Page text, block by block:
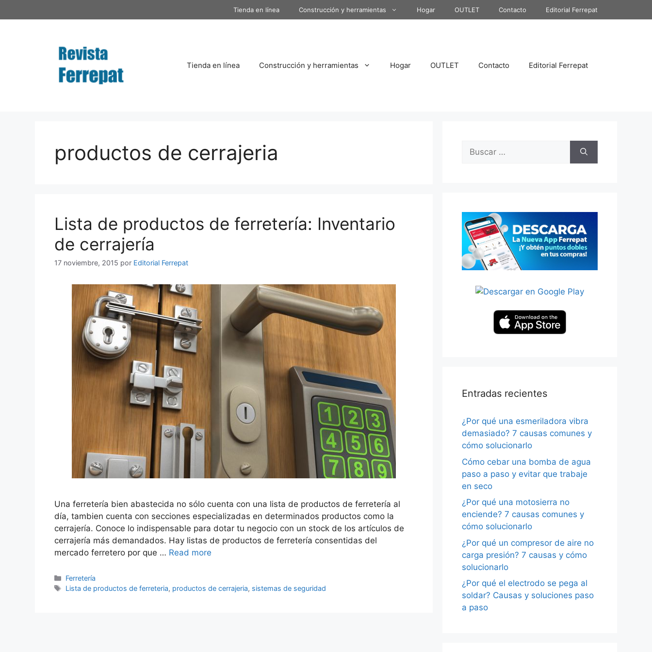
al
Tienda en línea Construcción y herramientas Hogar OUTLET Contacto Editorial Ferrepat
Tienda en línea Construcción y herramientas Hogar OUTLET Contacto Editorial Ferrepat
productos de cerrajeria
Lista de productos de ferretería: Inventario
de cerrajería
17 noviembre, 2015 por Editorial Ferrepat
Una ferretería bien abastecida no sólo cuenta con una lista de productos de ferretería al
día, tambien cuenta con secciones especializadas en determinados productos como la
cerrajería. Conoce lo indispensable para dotar tu negocio con un stock de los artículos de
cerrajería más demandados. Hay listas de productos de ferretería consentidas del
mercado ferretero por que … Read more
Categorías
Ferretería
Etiquetas
Lista de productos de ferreteria, productos de cerrajeria, sistemas de seguridad
Buscar:
Entradas recientes
¿Por qué una esmeriladora vibra
demasiado? 7 causas comunes y
cómo solucionarlo
Cómo cebar una bomba de agua
paso a paso y evitar que trabaje
en seco
¿Por qué una motosierra no
enciende? 7 causas comunes y
cómo solucionarlo
¿Por qué un compresor de aire no
carga presión? 7 causas y cómo
solucionarlo
¿Por qué el electrodo se pega al
soldar? Causas y soluciones paso
a paso